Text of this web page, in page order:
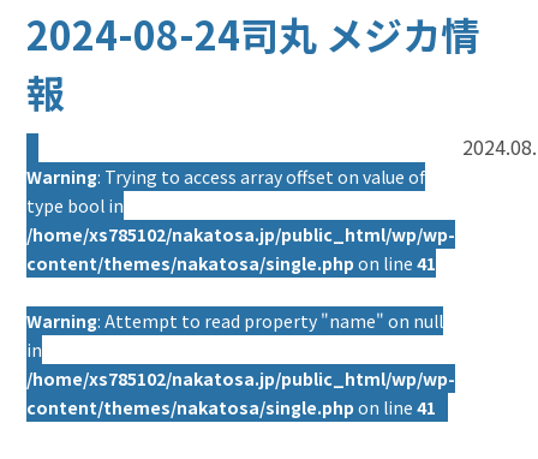
2024-08-24司丸 メジカ情
報
Warning: Trying to access array offset on value of
type bool in
/home/xs785102/nakatosa.jp/public_html/wp/wp-
content/themes/nakatosa/single.php on line41
Warning: Attempt to read property "name" on null
in
/home/xs785102/nakatosa.jp/public_html/wp/wp-
content/themes/nakatosa/single.php on line41